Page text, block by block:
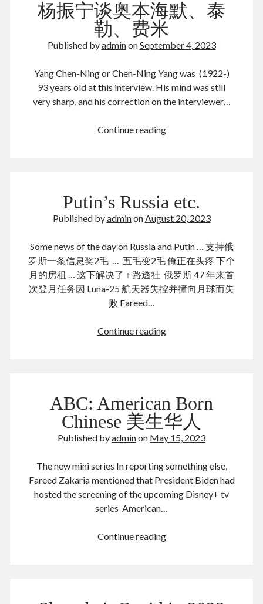
Entries feed
Comments feed
WordPress.org
books 📖 书
Boxer Uprising 义和团
China 🇨🇳 中国
Chinese names 称呼
church ⛪️ 教会
disaster 天灾/人祸
DNA 基因鉴定
Feng Guoyin 冯国鄞
food and drink 吃喝玩乐
France 🇫🇷 法国
Gov 政府
Guangzhou 广州
Hong Kong 🇭🇰 香港
New York 🍎 纽约
politically correct 政治正确
publishing 出版
Russia 🇷🇺 俄国
Shanghai 上海
Suzhou 苏州
Tangshan 唐山
things Chinese 中国事儿
US-China 中美
US 🇺🇸 美国
WW II 二战
catfish
effect
杨振宁谈奥本海默、泰
勒、费米
Published byadminonSeptember 4, 2023
Yang Chen-Ning or Chen-Ning Yang was (1922-)
93 years old at this interview. His mind was still
very sharp, and his correction on the interviewer…
Continue reading杨
本
海
泰
勒、
费
米
Putin’s Russia etc.
Published byadminonAugust 20, 2023
Some news of the day on Russia and Putin … 支持俄
罗斯一条信息奖2毛 … 五毛变2毛 俺正在头疼 下个
月的房租 … 这下解决了 ↑ 路透社 俄罗斯 47 年来首
次登月任务因 Luna-25 航天器失控并撞向月球而失
败 Fareed…
Continue readingPutin’s
ABC: American Born
Chinese 美生华人
Published byadminon May 15, 2023
The new mini series In reporting something else,
Fareed Zakaria mentioned that President Biden had
hosted the screening of the upcoming Disney+ tv
series American…
Continue readingABC: